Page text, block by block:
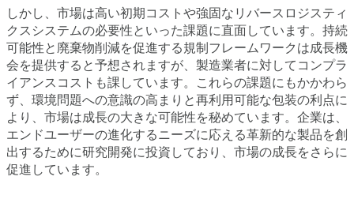
しかし、市場は高い初期コストや強固なリバースロジスティ
クスシステムの必要性といった課題に直面しています。持続
可能性と廃棄物削減を促進する規制フレームワークは成長機
会を提供すると予想されますが、製造業者に対してコンプラ
イアンスコストも課しています。これらの課題にもかかわら
ず、環境問題への意識の高まりと再利用可能な包装の利点に
より、市場は成長の大きな可能性を秘めています。企業は、
エンドユーザーの進化するニーズに応える革新的な製品を創
出するために研究開発に投資しており、市場の成長をさらに
促進しています。